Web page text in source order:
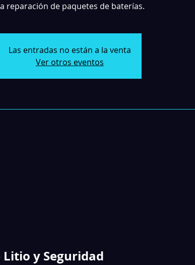
reparación de paquetes de baterías.
Las entradas no están a la venta
Ver otros eventos
y Seguridad